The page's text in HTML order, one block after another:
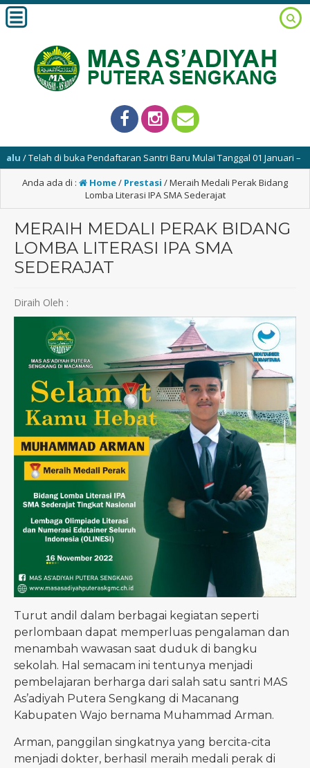
/ Telah di buka Pendaftaran Santri Baru Mulai Tanggal 01 Januari – 02
Anda ada di :
Home/ Prestasi /Meraih Medali Perak Bidang
Lomba Literasi IPA SMA Sederajat
MERAIH MEDALI PERAK BIDANG
LOMBA LITERASI IPA SMA
SEDERAJAT
Diraih Oleh :
Turut andil dalam berbagai kegiatan seperti
perlombaan dapat memperluas pengalaman dan
menambah wawasan saat duduk di bangku
sekolah. Hal semacam ini tentunya menjadi
pembelajaran berharga dari salah satu santri MAS
As’adiyah Putera Sengkang di Macanang
Kabupaten Wajo bernama Muhammad Arman.
Arman, panggilan singkatnya yang bercita-cita
menjadi dokter, berhasil meraih medali perak di